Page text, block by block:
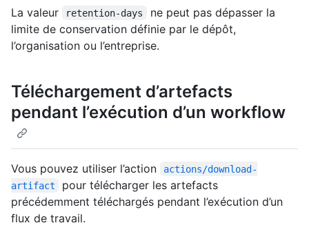
La valeur retention-days
ne peut pas dépasser la
limite de conservation définie par le dépôt,
l’organisation ou l’entreprise.
Téléchargement d’artefacts
pendant l’exécution d’un workflow
Vous pouvez utiliser l’action
actions/download-
artifact
pour télécharger les artefacts
précédemment téléchargés pendant l’exécution d’un
flux de travail.